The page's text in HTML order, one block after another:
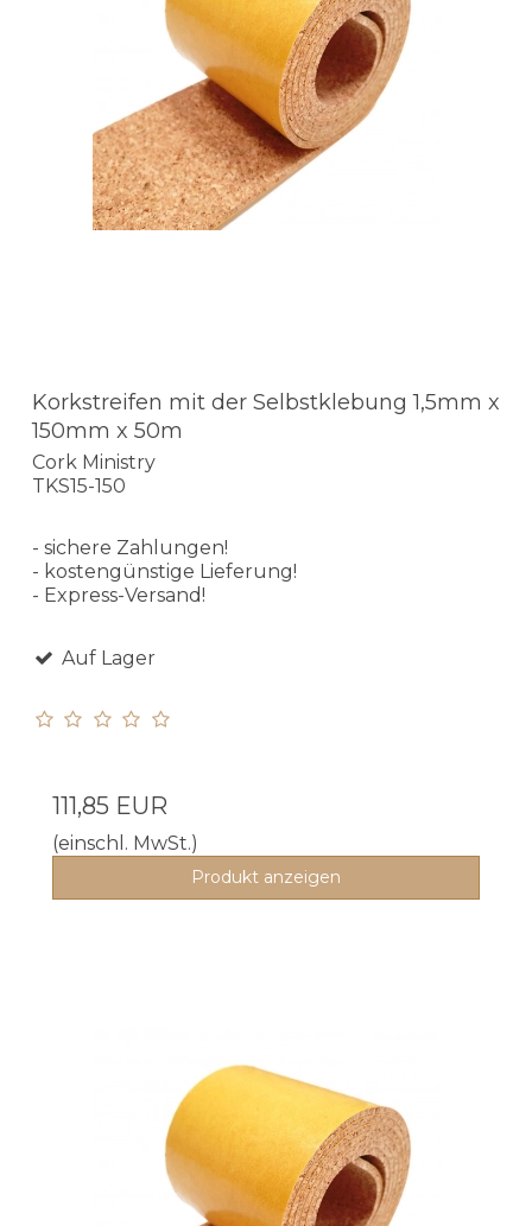
Korkstreifen mit der Selbstklebung 1,5mm x
150mm x 50m
Cork Ministry
TKS15-150
- sichere Zahlungen!
- kostengünstige Lieferung!
- Express-Versand!
Auf Lager
111,85 EUR
(einschl. MwSt.)
Produkt anzeigen